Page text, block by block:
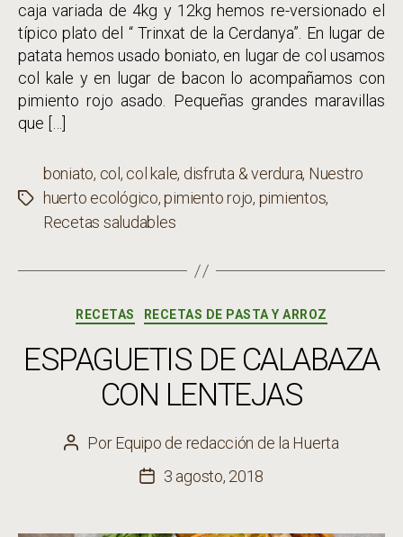
caja variada de 4kg y 12kg hemos re-versionado el
típico plato del “ Trinxat de la Cerdanya”. En lugar de
patata hemos usado boniato, en lugar de col usamos
col kale y en lugar de bacon lo acompañamos con
pimiento rojo asado. Pequeñas grandes maravillas
que […]
Etiquetas
boniato, col , col kale, disfruta & verdura, Nuestro
huerto ecológico,pimiento rojo, pimientos,
Recetas saludables
Categorías
RECETAS RECETAS DE PASTA Y ARROZ
ESPAGUETIS DE CALABAZA
CON LENTEJAS
Autor
PorEquipo de redacción de la Huerta
Fecha
3 agosto, 2018